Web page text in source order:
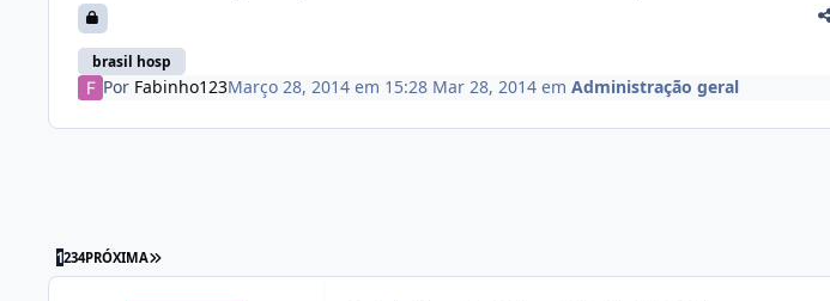
brasil hosp
Por Fabinho123Março 28, 2014 em 15:28 Mar 28, 2014em Administração geral
1234PRÓXIMA